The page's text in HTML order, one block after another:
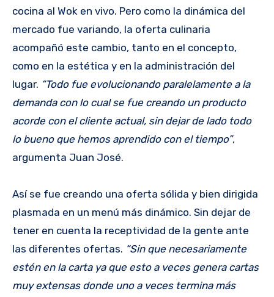
cocina al Wok en vivo. Pero como la dinámica del
mercado fue variando, la oferta culinaria
acompañó este cambio, tanto en el concepto,
como en la estética y en la administración del
lugar. “Todo fue evolucionando paralelamente a la
demanda con lo cual se fue creando un producto
acorde con el cliente actual, sin dejar de lado todo
lo bueno que hemos aprendido con el tiempo”,
argumenta Juan José.
Así se fue creando una oferta sólida y bien dirigida
plasmada en un menú más dinámico. Sin dejar de
tener en cuenta la receptividad de la gente ante
las diferentes ofertas. “Sin que necesariamente
estén en la carta ya que esto a veces genera cartas
muy extensas donde uno a veces termina más